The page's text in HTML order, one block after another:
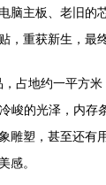
脑主板、老旧
，重获新生，最
，占地约一平方
峻的光泽，内存
雕塑，甚至还有
感。